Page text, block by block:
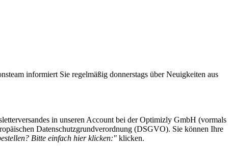
informiert Sie regelmäßig donnerstags über Neuigkeiten aus
in unseren Account bei der Optimizly GmbH (vormals
Datenschutzgrundverordnung (DSGVO). Sie können Ihre
Bitte einfach hier klicken:" klicken.